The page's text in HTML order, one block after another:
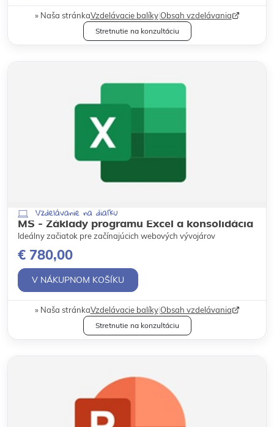
Naša stránkaVzdelávacie balíky|Obsah vzdelávania
Stretnutie na konzultáciu
Vzdelávanie na diaľku
MS - Základy programu Excel a konsolidácia
Ideálny začiatok pre začínajúcich webových vývojárov
€ 780,00
V NÁKUPNOM KOŠÍKU
Naša stránkaVzdelávacie balíky|Obsah vzdelávania
Stretnutie na konzultáciu